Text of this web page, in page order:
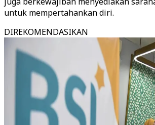
untuk mempertahankan diri.
DIREKOMENDASIKAN